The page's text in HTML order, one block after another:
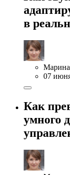
в
07
Как
умного